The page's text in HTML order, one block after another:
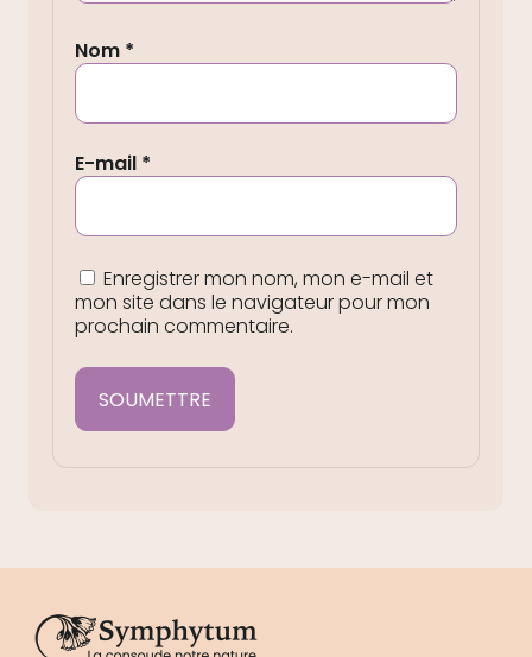
Nom *
E-mail *
Enregistrer mon nom, mon e-mail et
mon site dans le navigateur pour mon
prochain commentaire.